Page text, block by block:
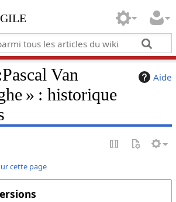
Aide
Van
» : historique
cette page